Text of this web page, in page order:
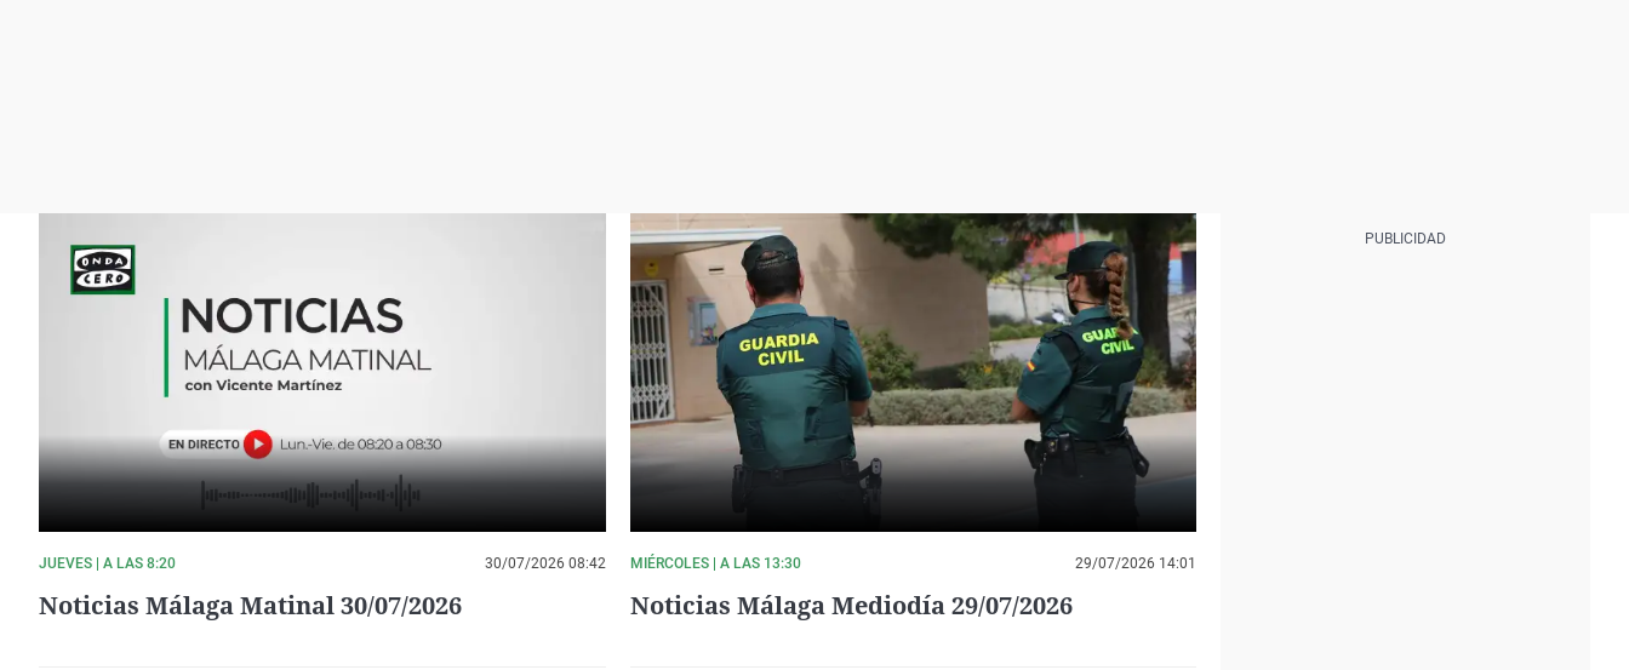
JUEVES | A LAS 8:20 30/07/2026 08:42
Noticias Málaga Matinal 30/07/2026
MIÉRCOLES | A LAS 13:30 29/07/2026 14:01
Noticias Málaga Mediodía 29/07/2026